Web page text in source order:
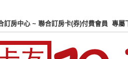
聯合訂房中心 ~ 聯合